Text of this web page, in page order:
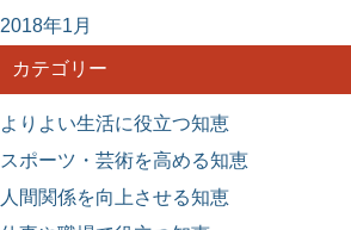
2018年1月
カテゴリー
よりよい生活に役立つ知恵
スポーツ・芸術を高める知恵
人間関係を向上させる知恵